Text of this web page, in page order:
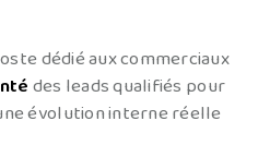
dédié aux commerciaux
des leads qualifiés pour
évolution interne réelle